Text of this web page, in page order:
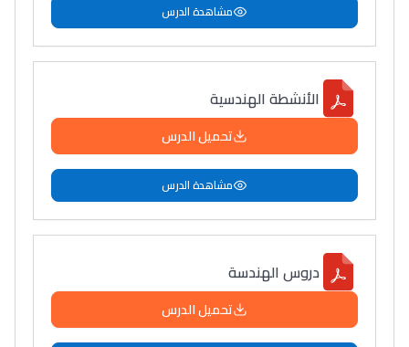
مشاهدة الدرس
الأنشطة الهندسية
تحميل الدرس
مشاهدة الدرس
دروس الهندسة
تحميل الدرس